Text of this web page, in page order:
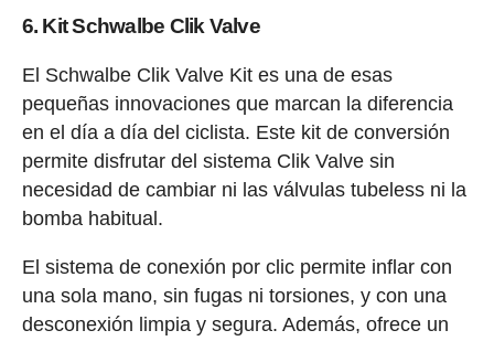
6. Kit Schwalbe Clik Valve
El Schwalbe Clik Valve Kit es una de esas
pequeñas innovaciones que marcan la diferencia
en el día a día del ciclista. Este kit de conversión
permite disfrutar del sistema Clik Valve sin
necesidad de cambiar ni las válvulas tubeless ni la
bomba habitual.
El sistema de conexión por clic permite inflar con
una sola mano, sin fugas ni torsiones, y con una
desconexión limpia y segura. Además, ofrece un